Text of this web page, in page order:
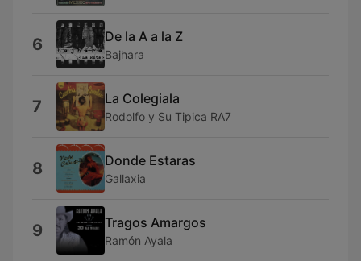
6 De la A a la Z
Bajhara
7 La Colegiala
Rodolfo y Su Tipica RA7
8 Donde Estaras
Gallaxia
9 Tragos Amargos
Ramón Ayala